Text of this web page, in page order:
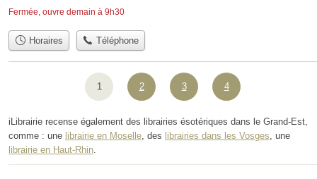
Fermée, ouvre demain à 9h30
Horaires Téléphone
1 2 3 4
iLibrairie recense également des librairies ésotériques dans le Grand-Est,
comme : une librairie en Moselle , des librairies dans les Vosges , une
librairie en Haut-Rhin